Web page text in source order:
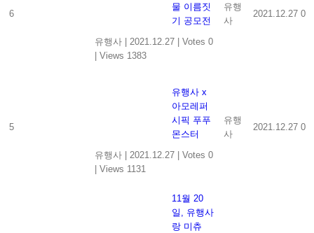
6
물 이름짓
기 공모전
유행사 | 2021.12.27 | Votes 0
| Views 1383
유행
사
2021.12.27 0
5
유행사 x
아모레퍼
시픽 푸푸
몬스터
유행사 | 2021.12.27 | Votes 0
| Views 1131
유행
사
2021.12.27 0
11월 20
일, 유행사
랑 미츄